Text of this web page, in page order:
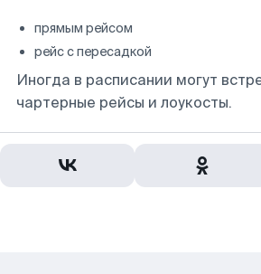
прямым рейсом
рейс с пересадкой
Иногда в расписании могут
чартерные рейсы и лоукосты.